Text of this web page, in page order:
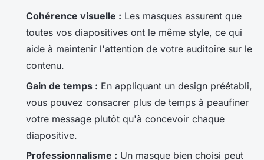
Cohérence visuelle : Les masques assurent que
toutes vos diapositives ont le même style, ce qui
aide à maintenir l'attention de votre auditoire sur le
contenu.
Gain de temps : En appliquant un design préétabli,
vous pouvez consacrer plus de temps à peaufiner
votre message plutôt qu'à concevoir chaque
diapositive.
Professionnalisme : Un masque bien choisi peut